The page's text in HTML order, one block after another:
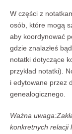
W części z
osób, które mogą
aby koordynować
gdzie znalazłeś
notatki dotyczące
przykład notatki).
i edytowane przez
genealogicznego.
Ważna
konkretnych relacji